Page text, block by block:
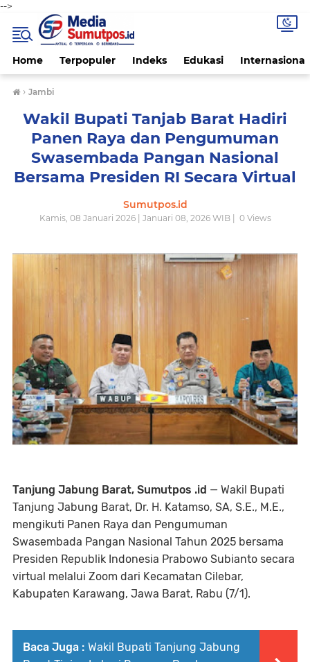
-->
Home Terpopuler Indeks Edukasi Internasional
› Jambi
Wakil Bupati Tanjab Barat Hadiri
Panen Raya dan Pengumuman
Swasembada Pangan Nasional
Bersama Presiden RI Secara Virtual
Sumutpos.id
Kamis, 08 Januari 2026 | Januari 08, 2026 WIB | 0Views
Tanjung Jabung Barat, Sumutpos .id — Wakil Bupati
Tanjung Jabung Barat, Dr. H. Katamso, SA, S.E., M.E.,
mengikuti Panen Raya dan Pengumuman
Swasembada Pangan Nasional Tahun 2025 bersama
Presiden Republik Indonesia Prabowo Subianto secara
virtual melalui Zoom dari Kecamatan Cilebar,
Kabupaten Karawang, Jawa Barat, Rabu (7/1).
Baca Juga : Wakil Bupati Tanjung Jabung